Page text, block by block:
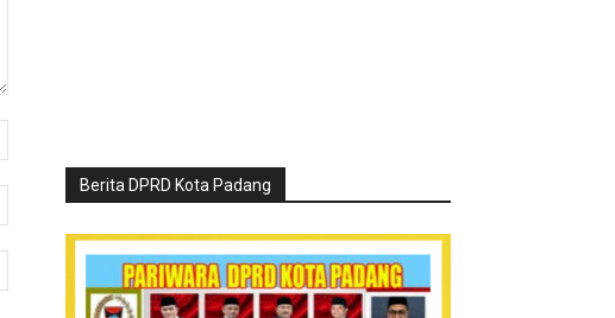
Berita DPRD Kota Padang